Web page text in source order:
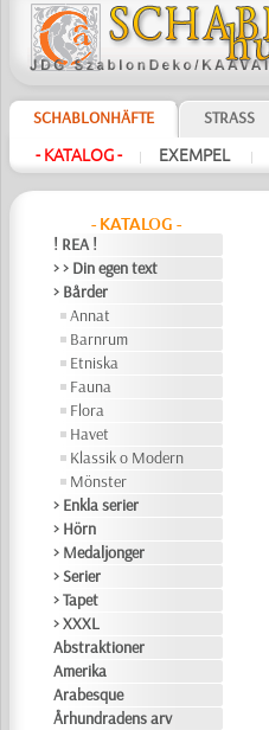
SCHABLONHÄFTE STRASS
- KATALOG - | EXEMPEL |
- KATALOG -
! REA !
> > Din egen text
> Bårder
Annat
Barnrum
Etniska
Fauna
Flora
Havet
Klassik o Modern
Mönster
> Enkla serier
> Hörn
> Medaljonger
> Serier
> Tapet
> XXXL
Abstraktioner
Amerika
Arabesque
Århundradens arv